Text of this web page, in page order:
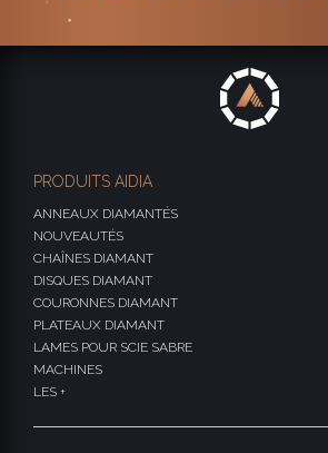
PRODUITS AIDIA
ANNEAUX DIAMANTÉS
NOUVEAUTÉS
CHAÎNES DIAMANT
DISQUES DIAMANT
COURONNES DIAMANT
PLATEAUX DIAMANT
LAMES POUR SCIE SABRE
MACHINES
LES +